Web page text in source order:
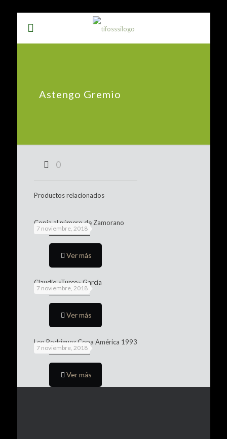
Astengo Gremio
0
Productos relacionados
7 noviembre, 2018
Copia al número de Zamorano
Ver más
7 noviembre, 2018
Claudio «Turco» García
Ver más
7 noviembre, 2018
Leo Rodriguez Copa América 1993
Ver más